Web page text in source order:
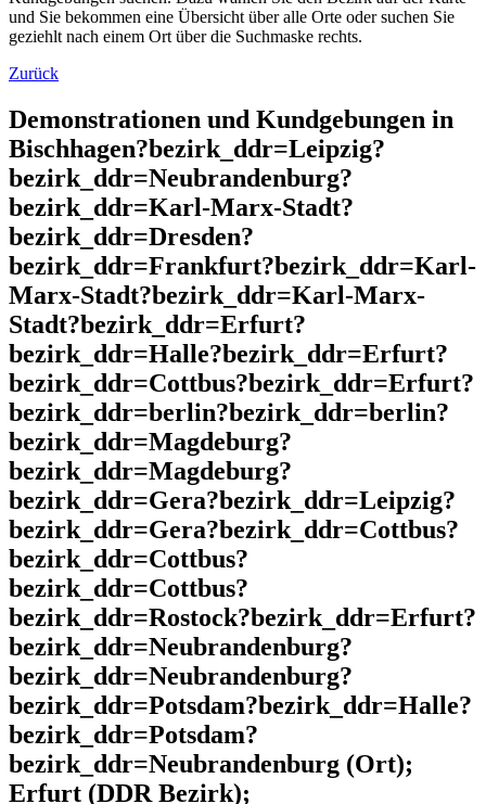
und Sie bekommen eine Übersicht über alle Orte oder suchen Sie
geziehlt nach einem Ort über die Suchmaske rechts.
Zurück
Demonstrationen und Kundgebungen in
Bischhagen?bezirk_ddr=Leipzig?
bezirk_ddr=Neubrandenburg?
bezirk_ddr=Karl-Marx-Stadt?
bezirk_ddr=Dresden?
bezirk_ddr=Frankfurt?bezirk_ddr=Karl-
Marx-Stadt?bezirk_ddr=Karl-Marx-
Stadt?bezirk_ddr=Erfurt?
bezirk_ddr=Halle?bezirk_ddr=Erfurt?
bezirk_ddr=Cottbus?bezirk_ddr=Erfurt?
bezirk_ddr=berlin?bezirk_ddr=berlin?
bezirk_ddr=Magdeburg?
bezirk_ddr=Magdeburg?
bezirk_ddr=Gera?bezirk_ddr=Leipzig?
bezirk_ddr=Gera?bezirk_ddr=Cottbus?
bezirk_ddr=Cottbus?
bezirk_ddr=Cottbus?
bezirk_ddr=Rostock?bezirk_ddr=Erfurt?
bezirk_ddr=Neubrandenburg?
bezirk_ddr=Neubrandenburg?
bezirk_ddr=Potsdam?bezirk_ddr=Halle?
bezirk_ddr=Potsdam?
bezirk_ddr=Neubrandenburg (Ort);
Erfurt (DDR Bezirk);